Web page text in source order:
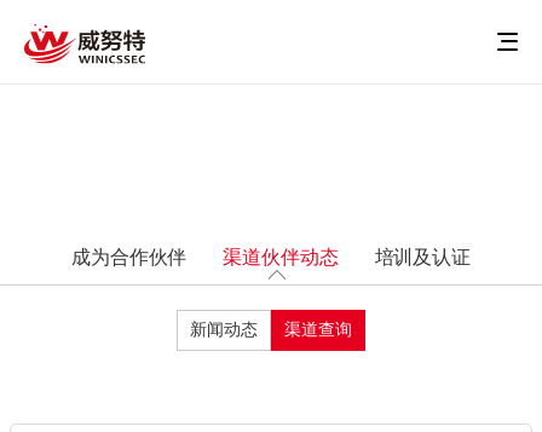
成为合作伙伴 渠道伙伴动态 培训及认证
新闻动态 渠道查询